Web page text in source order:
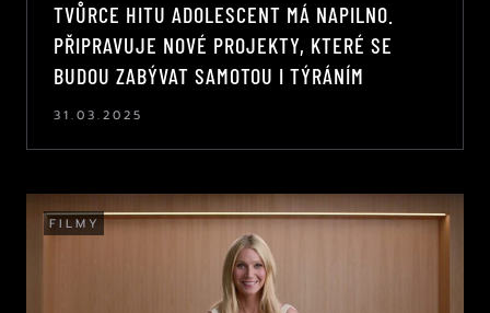
TVŮRCE HITU ADOLESCENT MÁ NAPILNO.
PŘIPRAVUJE NOVÉ PROJEKTY, KTERÉ SE
BUDOU ZABÝVAT SAMOTOU I TÝRÁNÍM
31.03.2025
FILMY